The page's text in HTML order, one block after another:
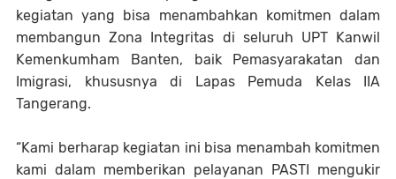
kegiatan yang bisa menambahkan komitmen dalam
membangun Zona Integritas di seluruh UPT Kanwil
Kemenkumham Banten, baik Pemasyarakatan dan
Imigrasi, khususnya di Lapas Pemuda Kelas IIA
Tangerang.
“Kami berharap kegiatan ini bisa menambah komitmen
kami dalam memberikan pelayanan PASTI mengukir